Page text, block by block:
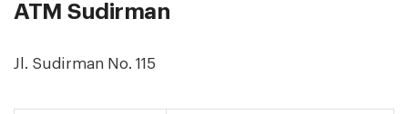
ATM Sudirman
Jl. Sudirman No. 115